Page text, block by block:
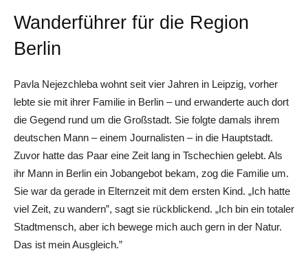
Wanderführer für die Region
Berlin
Pavla Nejezchleba wohnt seit vier Jahren in Leipzig, vorher
lebte sie mit ihrer Familie in Berlin – und erwanderte auch dort
die Gegend rund um die Großstadt. Sie folgte damals ihrem
deutschen Mann – einem Journalisten – in die Hauptstadt.
Zuvor hatte das Paar eine Zeit lang in Tschechien gelebt. Als
ihr Mann in Berlin ein Jobangebot bekam, zog die Familie um.
Sie war da gerade in Elternzeit mit dem ersten Kind. „Ich hatte
viel Zeit, zu wandern”, sagt sie rückblickend. „Ich bin ein totaler
Stadtmensch, aber ich bewege mich auch gern in der Natur.
Das ist mein Ausgleich.”